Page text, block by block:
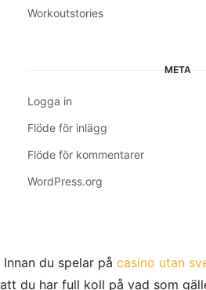
Workoutstories
META
Logga in
Flöde för inlägg
Flöde för kommentarer
WordPress.org
Innan du spelar på casino utan
att du har full koll på vad som